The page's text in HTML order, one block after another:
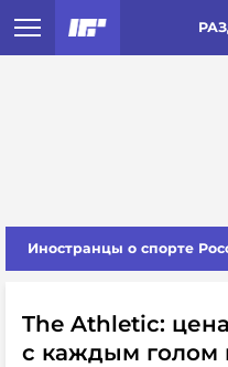
Иностранцы о спорте
The Athletic:
с каждым голом